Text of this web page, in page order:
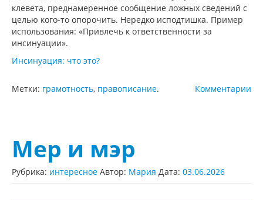
клевета, преднамеренное сообщение ложных сведений с
целью кого-то опорочить. Нередко исподтишка. Пример
использования: «Привлечь к ответственности за
инсинуации».
Инсинуация: что это?
Комментарии
Метки: грамотность, правописание.
Мер и мэр
Рубрика: интересное Автор: Мария Дата: 03.06.2026